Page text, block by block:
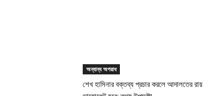
অন্যান্য অপরাধ
শেখ হাসিনার বক্তব্য প্রচার করলে আদালতের রায়